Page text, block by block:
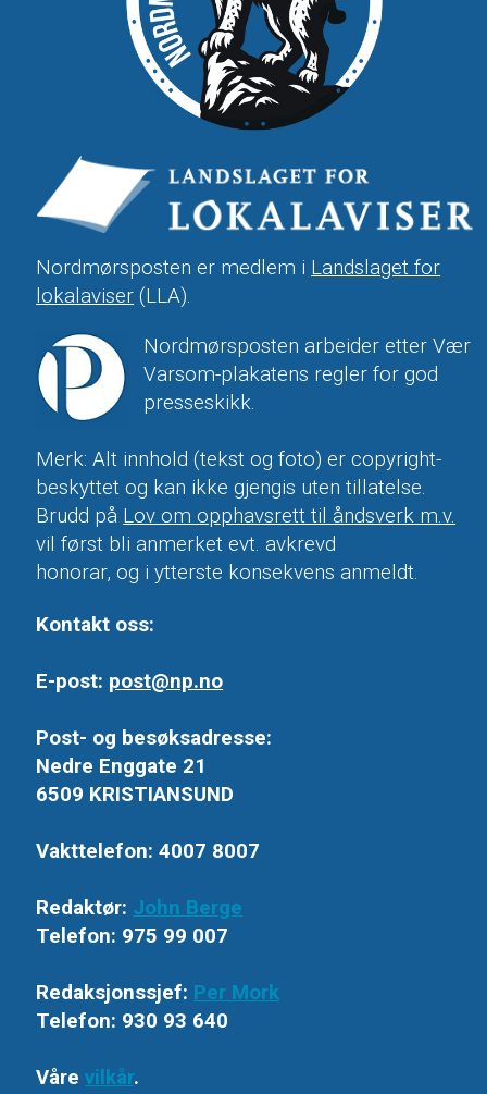
Nordmørsposten er medlem i Landslaget for
lokalaviser (LLA).
Nordmørsposten arbeider etter Vær
Varsom-plakatens regler for god
presseskikk.
Merk: Alt innhold (tekst og foto) er copyright-
beskyttet og kan ikke gjengis uten tillatelse.
Brudd på Lov om opphavsrett til åndsverk m.v.
vil først bli anmerket evt. avkrevd
honorar, og i ytterste konsekvens anmeldt.
Kontakt oss:
E-post: post@np.no
Post- og besøksadresse:
Nedre Enggate 21
6509 KRISTIANSUND
Vakttelefon: 4007 8007
Redaktør: John Berge
Telefon: 975 99 007
Redaksjonssjef: Per Mork
Telefon: 930 93 640
Vårevilkår.